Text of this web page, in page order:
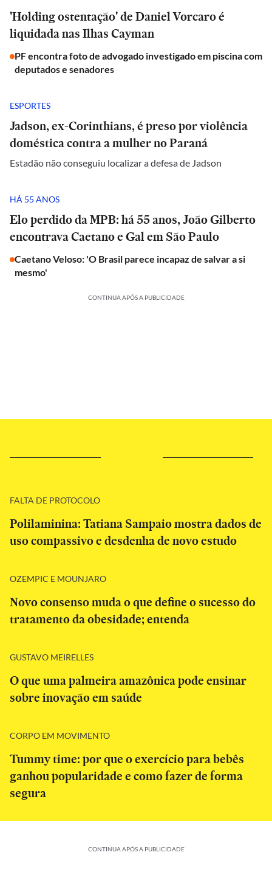
'Holding ostentação' de Daniel Vorcaro é
liquidada nas Ilhas Cayman
PF encontra foto de advogado investigado em piscina com
deputados e senadores
ESPORTES
Jadson, ex-Corinthians, é preso por violência
doméstica contra a mulher no Paraná
Estadão não conseguiu localizar a defesa de Jadson
HÁ 55 ANOS
Elo perdido da MPB: há 55 anos, João Gilberto
encontrava Caetano e Gal em São Paulo
Caetano Veloso: 'O Brasil parece incapaz de salvar a si
mesmo'
CONTINUA APÓS A PUBLICIDADE
FALTA DE PROTOCOLO
Polilaminina: Tatiana Sampaio mostra dados de
uso compassivo e desdenha de novo estudo
OZEMPIC E MOUNJARO
Novo consenso muda o que define o sucesso do
tratamento da obesidade; entenda
GUSTAVO MEIRELLES
O que uma palmeira amazônica pode ensinar
sobre inovação em saúde
CORPO EM MOVIMENTO
Tummy time: por que o exercício para bebês
ganhou popularidade e como fazer de forma
segura
CONTINUA APÓS A PUBLICIDADE